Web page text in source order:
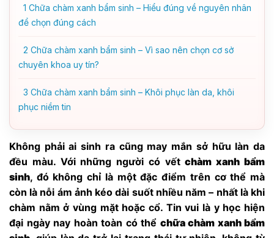
1 Chữa chàm xanh bẩm sinh – Hiểu đúng về nguyên nhân
để chọn đúng cách
2 Chữa chàm xanh bẩm sinh – Vì sao nên chọn cơ sở
chuyên khoa uy tín?
3 Chữa chàm xanh bẩm sinh – Khôi phục làn da, khôi
phục niềm tin
Không phải ai sinh ra cũng may mắn sở hữu làn da
đều màu. Với những người có vếtchàm xanh bẩm
sinh, đó không chỉ là một đặc điểm trên cơ thể mà
còn là nỗi ám ảnh kéo dài suốt nhiều năm – nhất là khi
chàm nằm ở vùng mặt hoặc cổ. Tin vui là y học hiện
đại ngày nay hoàn toàn có thể chữa chàm xanh bẩm